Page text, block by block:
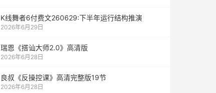
K线舞者6付费文260629:下半年运行结构推演
2026年6月29日
瑞恩《搭讪大师2.0》高清版
2026年6月28日
良叔《反操控课》高清完整版19节
2026年6月28日